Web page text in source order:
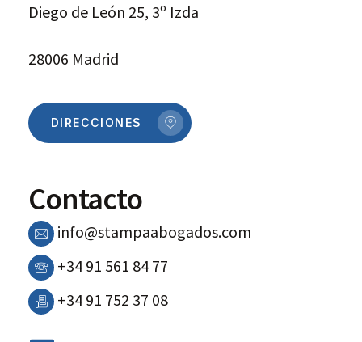
Diego de León 25, 3º Izda
28006 Madrid
DIRECCIONES
Contacto
info@stampaabogados.com
+34 91 561 84 77
+34 91 752 37 08